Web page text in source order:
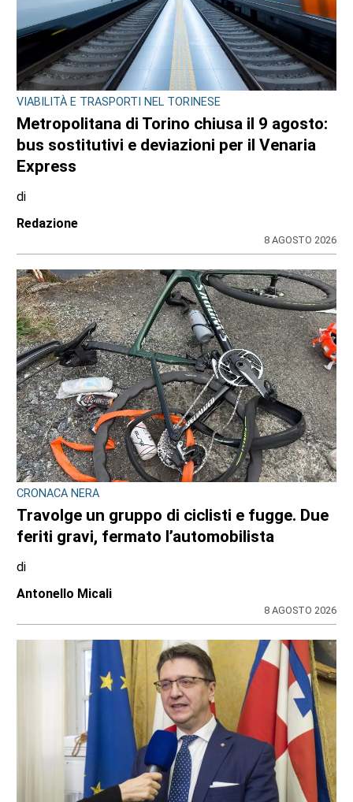
VIABILITÀ E TRASPORTI NEL TORINESE
Metropolitana di Torino chiusa il 9 agosto:
bus sostitutivi e deviazioni per il Venaria
Express
di
Redazione
8 AGOSTO 2026
CRONACA NERA
Travolge un gruppo di ciclisti e fugge. Due
feriti gravi, fermato l’automobilista
di
Antonello Micali
8 AGOSTO 2026